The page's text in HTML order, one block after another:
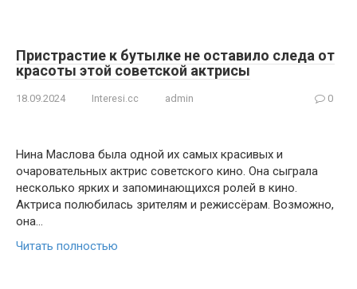
Пристрастие к бутылке не оставило следа от
красоты этой советской актрисы
18.09.2024 Interesi.cc admin 0
Нина Маслова была одной их самых красивых и
очаровательных актрис советского кино. Она сыграла
несколько ярких и запоминающихся ролей в кино.
Актриса полюбилась зрителям и режиссёрам. Возможно,
она…
Читать полностью